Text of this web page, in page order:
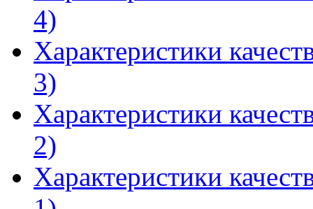
4)
Характеристики
3)
Характеристики
2)
Характеристики